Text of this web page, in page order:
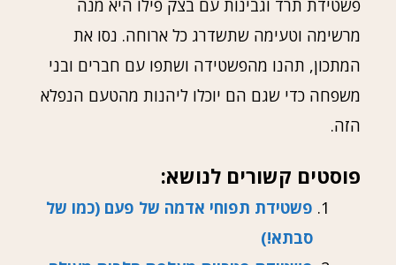
פשטידת תרד וגבינות עם בצק פילו היא מנה
מרשימה וטעימה שתשדרג כל ארוחה. נסו את
המתכון, תהנו מהפשטידה ושתפו עם חברים ובני
משפחה כדי שגם הם יוכלו ליהנות מהטעם הנפלא
הזה.
פוסטים קשורים לנושא:
פשטידת תפוחי אדמה של פעם (כמו של
סבתא!)